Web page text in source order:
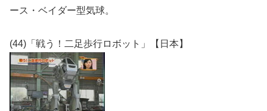
ース・ベイダー型気球。
(44)「戦う！二足歩行ロボット」【日本】